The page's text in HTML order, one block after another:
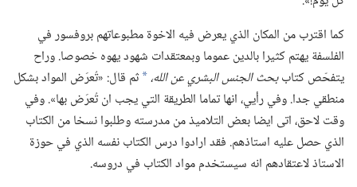
كما اقترب من المكان الذي يعرض فيه الاخوة مطبوعاتهم بروفسور في
الفلسفة يهتم كثيرا بالدين عموما وبمعتقدات شهود يهوه خصوصا.‏ وراح
يتفحّص كتاببحث الجنس البشري عن الله،‏* ثم قال:‏ «تُعرَض المواد بشكل
منطقي جدا.‏ وفي رأيي،‏ انها تماما الطريقة التي يجب ان تُعرَض بها».‏ وفي
وقت لاحق،‏ اتى ايضا بعض التلاميذ من مدرسته وطلبوا نسخا من الكتاب
الذي حصل عليه استاذهم.‏ فقد ارادوا درس الكتاب نفسه الذي في حوزة
الاستاذ لاعتقادهم انه سيستخدم مواد الكتاب في دروسه.‏